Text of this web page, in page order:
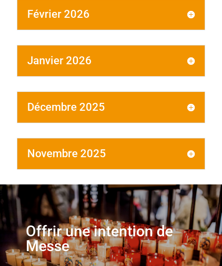
Février 2026
Janvier 2026
Décembre 2025
Novembre 2025
Offrir une intention de
Messe